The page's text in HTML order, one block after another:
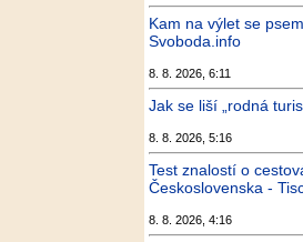
Kam na výlet se
Svoboda.info
8. 8. 2026, 6:11
Jak se liší „rodná
8. 8. 2026, 5:16
Test znalostí o
Československa -
8. 8. 2026, 4:16